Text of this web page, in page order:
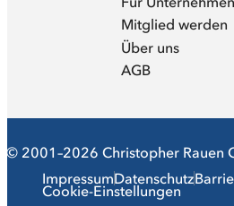
Mitglied werden
Über uns
AGB
© 2001–2026 Christopher Rauen
ImpressumDatenschutz
Cookie-Einstellungen